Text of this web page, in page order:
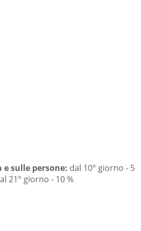
sulle persone: dal 10° giorno - 5
21° giorno - 10 %